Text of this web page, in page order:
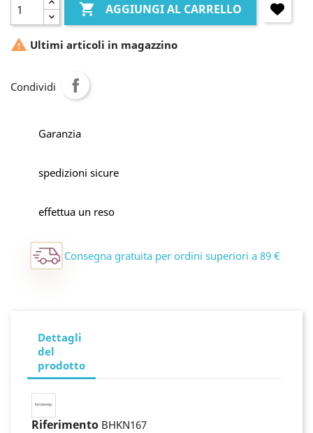
 AGGIUNGI AL CARRELLO
 Ultimi articoli in magazzino
Condividi
Garanzia
spedizioni sicure
effettua un reso
Consegna gratuita per ordini superiori a 89 €
Dettagli
del
prodotto
Riferimento BHKN167